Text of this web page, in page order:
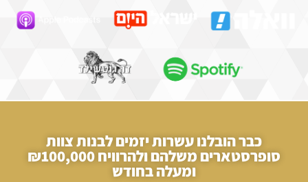
כבר הובלנו עשרות יזמים לבנות צוות
סופרסטארים משלהם ולהרוויח ₪100,000
ומעלה בחודש